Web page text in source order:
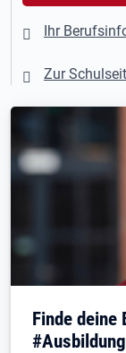
Ihr
Zur
Finde deine